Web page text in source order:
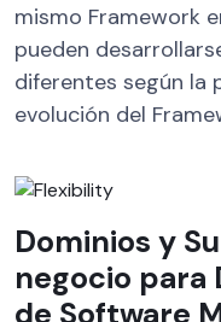
mismo Framework
pueden
diferentes según la
evolución del
Dominios y
negocio para